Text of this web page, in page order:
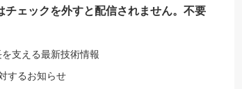
ェックを外すと配信されません。不要
支える最新技術情報
するお知らせ